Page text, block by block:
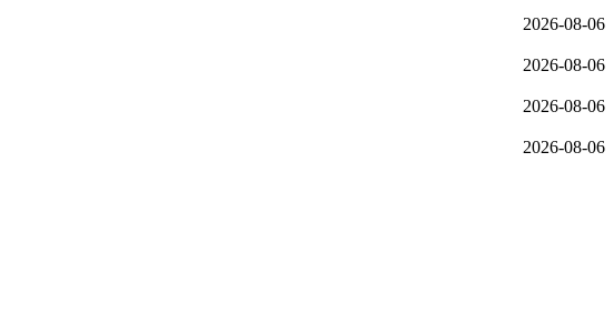
2026-08-06
2026-08-06
2026-08-06
2026-08-06